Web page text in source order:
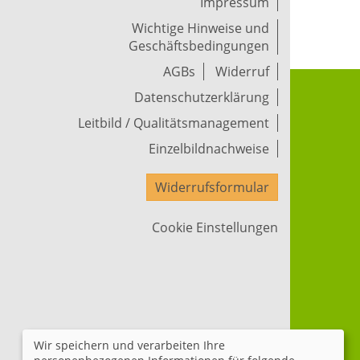
Wichtige Hinweise und
Geschäftsbedingungen
AGBs
Widerruf
Datenschutzerklärung
Leitbild / Qualitätsmanagement
Einzelbildnachweise
Widerrufsformular
Cookie Einstellungen
Wir speichern und verarbeiten Ihre